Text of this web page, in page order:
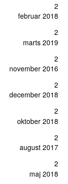
februar 2018
2
marts 2019
2
november 2016
2
december 2018
2
oktober 2018
2
august 2017
2
maj 2018
2